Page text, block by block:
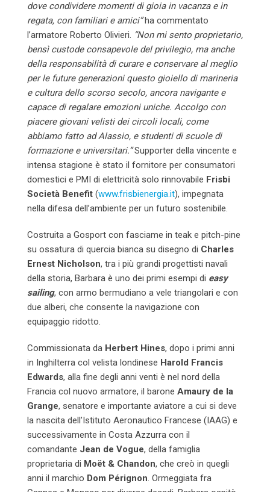
dove condividere momenti di gioia in vacanza e in
regata, con familiari e amici”ha commentato
l’armatore Roberto Olivieri. “Non mi sento proprietario,
bensì custode consapevole del privilegio, ma anche
della responsabilità di curare e conservare al meglio
per le future generazioni questo gioiello di marineria
e cultura dello scorso secolo, ancora navigante e
capace di regalare emozioni uniche. Accolgo con
piacere giovani velisti dei circoli locali, come
abbiamo fatto ad Alassio, e studenti di scuole di
formazione e universitari.”Supporter della vincente e
intensa stagione è stato il fornitore per consumatori
domestici e PMI di elettricità solo rinnovabile Frisbi
Società Benefit (www.frisbienergia.it), impegnata
nella difesa dell’ambiente per un futuro sostenibile.
Costruita a Gosport con fasciame in teak e pitch-pine
su ossatura di quercia bianca su disegno di Charles
Ernest Nicholson, tra i più grandi progettisti navali
della storia, Barbara è uno dei primi esempi di easy
sailing, con armo bermudiano a vele triangolari e con
due alberi, che consente la navigazione con
equipaggio ridotto.
Commissionata da Herbert Hines, dopo i primi anni
in Inghilterra col velista londinese Harold Francis
Edwards, alla fine degli anni venti è nel nord della
Francia col nuovo armatore, il barone Amaury de la
Grange, senatore e importante aviatore a cui si deve
la nascita dell’Istituto Aeronautico Francese (IAAG) e
successivamente in Costa Azzurra con il
comandante Jean de Vogue, della famiglia
proprietaria di Moët & Chandon, che creò in quegli
anni il marchio Dom Pérignon. Ormeggiata fra